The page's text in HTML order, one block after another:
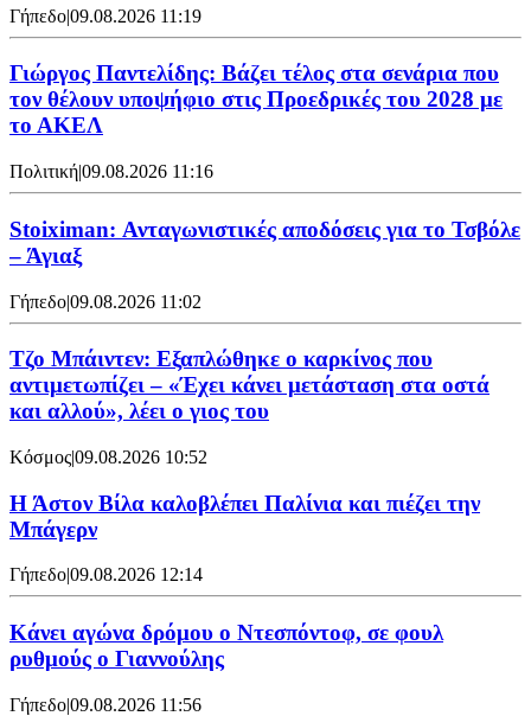
Γήπεδο|09.08.2026 11:19
Γιώργος Παντελίδης: Βάζει τέλος στα σενάρια που
τον θέλουν υποψήφιο στις Προεδρικές του 2028 με
το ΑΚΕΛ
Πολιτική|09.08.2026 11:16
Stoiximan: Ανταγωνιστικές αποδόσεις για το Τσβόλε
– Άγιαξ
Γήπεδο|09.08.2026 11:02
Τζο Μπάιντεν: Εξαπλώθηκε ο καρκίνος που
αντιμετωπίζει – «Έχει κάνει μετάσταση στα οστά
και αλλού», λέει ο γιος του
Κόσμος|09.08.2026 10:52
Η Άστον Βίλα καλοβλέπει Παλίνια και πιέζει την
Μπάγερν
Γήπεδο|09.08.2026 12:14
Kάνει αγώνα δρόμου ο Ντεσπόντοφ, σε φουλ
ρυθμούς ο Γιαννούλης
Γήπεδο|09.08.2026 11:56